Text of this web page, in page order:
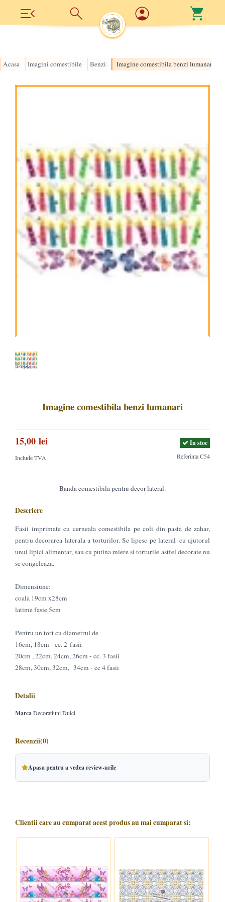
Acasa Imagini comestibile Benzi Imagine comestibila benzi lumanari
Imagine comestibila benzi lumanari
ReferintaC54
In stoc
15,00 lei
Include TVA
Banda comestibila pentru decor lateral.
Descriere
Fasii imprimate cu cerneala comestibila pe coli din pasta de zahar,
pentru decorarea laterala a torturilor. Se lipesc pe lateral cu ajutorul
unui lipici alimentar, sau cu putina miere si torturile astfel decorate nu
se congeleaza.
Dimensiune:
coala 19cm x28cm
latime fasie 5cm
Pentru un tort cu diametrul de
16cm, 18cm - cc. 2 fasii
20cm , 22cm, 24cm, 26cm - cc. 3 fasii
28cm, 30cm, 32cm, 34cm - cc 4 fasii
Detalii
MarcaDecoratiuni Dulci
Recenzii(0)
Apasa pentru a vedea review-urile
Clientii care au cumparat acest produs au mai cumparat si: